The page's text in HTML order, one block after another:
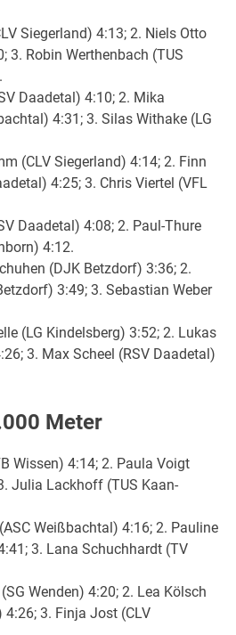
Siegerland) 4:13; 2. Niels Otto
3. Robin Werthenbach (TUS
Daadetal) 4:10; 2. Mika
4:31; 3. Silas Withake (LG
(CLV Siegerland) 4:14; 2. Finn
4:25; 3. Chris Viertel (VFL
Daadetal) 4:08; 2. Paul-Thure
4:12.
(DJK Betzdorf) 3:36; 2.
3:49; 3. Sebastian Weber
(LG Kindelsberg) 3:52; 2. Lukas
3. Max Scheel (RSV Daadetal)
Meter
Wissen) 4:14; 2. Paula Voigt
Julia Lackhoff (TUS Kaan-
Weißbachtal) 4:16; 2. Pauline
3. Lana Schuchhardt (TV
Wenden) 4:20; 2. Lea Kölsch
4:26; 3. Finja Jost (CLV